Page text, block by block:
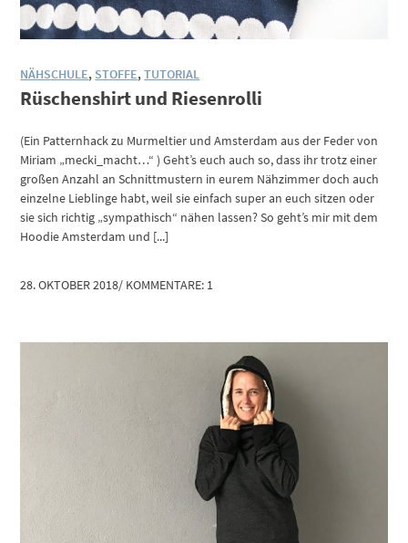
NÄHSCHULE, STOFFE,TUTORIAL
Rüschenshirt und Riesenrolli
(Ein Patternhack zu Murmeltier und Amsterdam aus der Feder von
Miriam „mecki_macht…“ ) Geht’s euch auch so, dass ihr trotz einer
großen Anzahl an Schnittmustern in eurem Nähzimmer doch auch
einzelne Lieblinge habt, weil sie einfach super an euch sitzen oder
sie sich richtig „sympathisch“ nähen lassen? So geht’s mir mit dem
Hoodie Amsterdam und [...]
28. OKTOBER 2018/ KOMMENTARE: 1